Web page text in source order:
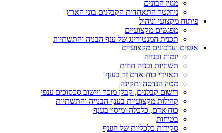
מגזין הבונים
ניוזלטר התאחדות הקבלנים בוני הארץ
פיתוח מקצועי וניהול
מפגשים מקצועיים
תכנית המנטורינג של ענף הבניה והתשתיות
אגפים ועדכונים מקצועיים
יזמות ובנייה
תשתיות ובניה חוזית
תאגידי כוח אדם זר בענף
מטה הנדסה ותקינה
רישום קבלנים, קבלן מוכר ויישוב סכסוכים ענפי
קהילות מקצועיות בענף הבנייה והתשתיות
כוח אדם, כלכלה ומיסוי בענף
בטיחות
סקירות כלכליות של הענף